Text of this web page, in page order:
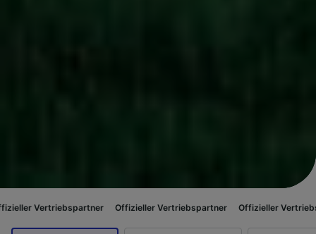
Offizieller Vertriebspartner Offizieller Vertriebspartner